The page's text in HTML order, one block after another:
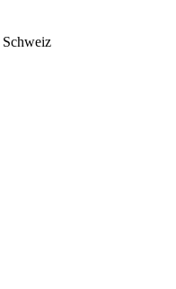
Schweiz